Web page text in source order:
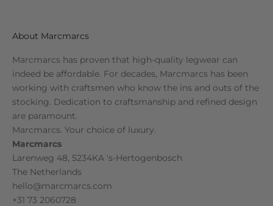
About Marcmarcs
Marcmarcs has proven that high-quality legwear can
indeed be affordable. For decades, Marcmarcs has been
working with craftsmen who know the ins and outs of the
stocking. Dedication to craftsmanship and refined design
are paramount.
Marcmarcs. Your choice of luxury.
Marcmarcs
Larenweg 48, 5234KA 's-Hertogenbosch
The Netherlands
hello@marcmarcs.com
+31 73 2060728